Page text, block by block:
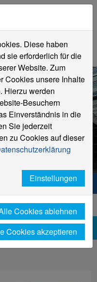
Dein Weg.
News-Detailseite
Diese haben
sie erforderlich für die
Website. Zum
Cookies unsere Inhalte
Hierzu werden
Besuchern
Einverständnis in die
Sie jederzeit
zu Cookies auf dieser
Einstellungen
Cookies ablehnen
Cookies akzeptieren